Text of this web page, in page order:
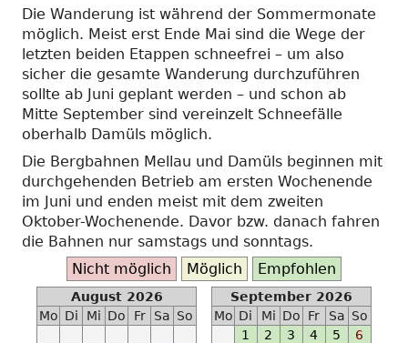
Die Wanderung ist während der Sommermonate
möglich. Meist erst Ende Mai sind die Wege der
letzten beiden Etappen schneefrei – um also
sicher die gesamte Wanderung durchzuführen
sollte ab Juni geplant werden – und schon ab
Mitte September sind vereinzelt Schneefälle
oberhalb Damüls möglich.
Die Bergbahnen Mellau und Damüls beginnen mit
durchgehenden Betrieb am ersten Wochenende
im Juni und enden meist mit dem zweiten
Oktober-Wochenende. Davor bzw. danach fahren
die Bahnen nur samstags und sonntags.
2020-
05-
16
Nicht möglich Möglich Empfohlen
August 2026
Mo Di Mi Do Fr Sa So
September 2026
Mo Di Mi Do Fr Sa So
1
2 3 4 5
6